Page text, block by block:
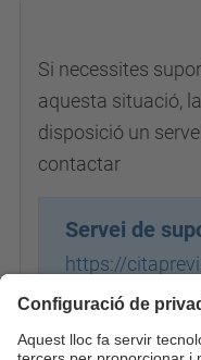
Si necessites
aquesta situació,
disposició un
contactar
Servei de
https://